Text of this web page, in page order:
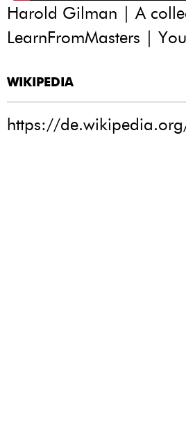
Harold Gilman | A
LearnFromMasters |
WIKIPEDIA
https://